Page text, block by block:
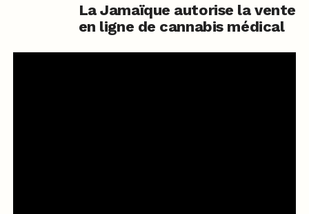
La Jamaïque autorise la vente
en ligne de cannabis médical